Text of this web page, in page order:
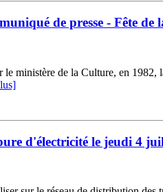
de presse - Fête
le ministère de la Culture, en
d'électricité le jeudi 4